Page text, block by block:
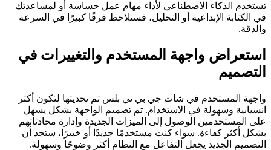
تستخدم الذكاء الاصطناعي لأداء مهام عمل حساسة أو لمساعدتك
في الكتابة الإبداعية أو التحليل، فستلاحظ فرقًا كبيرًا في السرعة
والدقة.
استعراض واجهة المستخدم والتغييرات في
التصميم
واجهة المستخدم في شات جي بي تي بلس تم تحديثها لتكون أكثر
انسيابية وسهولة في الاستخدام. تم تصميم الواجهة بشكل يسهل
على المستخدمين الوصول إلى الميزات الجديدة وإدارة محادثاتهم
بشكل أكثر كفاءة. سواء كنت مستخدمًا جديدًا أو خبيرًا، ستجد أن
التصميم الجديد يجعل التفاعل مع النظام أكثر وضوحًا وسهولة.